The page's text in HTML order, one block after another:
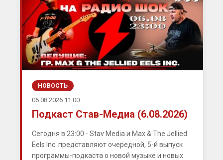
НОВОСТЬ
06.08.2026 11:00
Подкаст Став-Медиа (6.08.2026)
Сегодня в 23:00 - Stav Media и Max & The Jellied
Eels Inc. представляют очередной, 5-й выпуск
программы-подкаста о новой музыке и новых